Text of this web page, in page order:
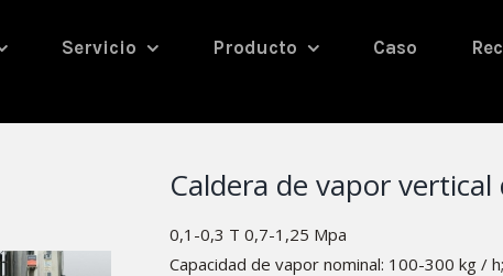
Servicio Producto Caso
Caldera de vapor
0,1-0,3 T 0,7-1,25 Mpa
Capacidad de vapor nominal: 100-300 kg /